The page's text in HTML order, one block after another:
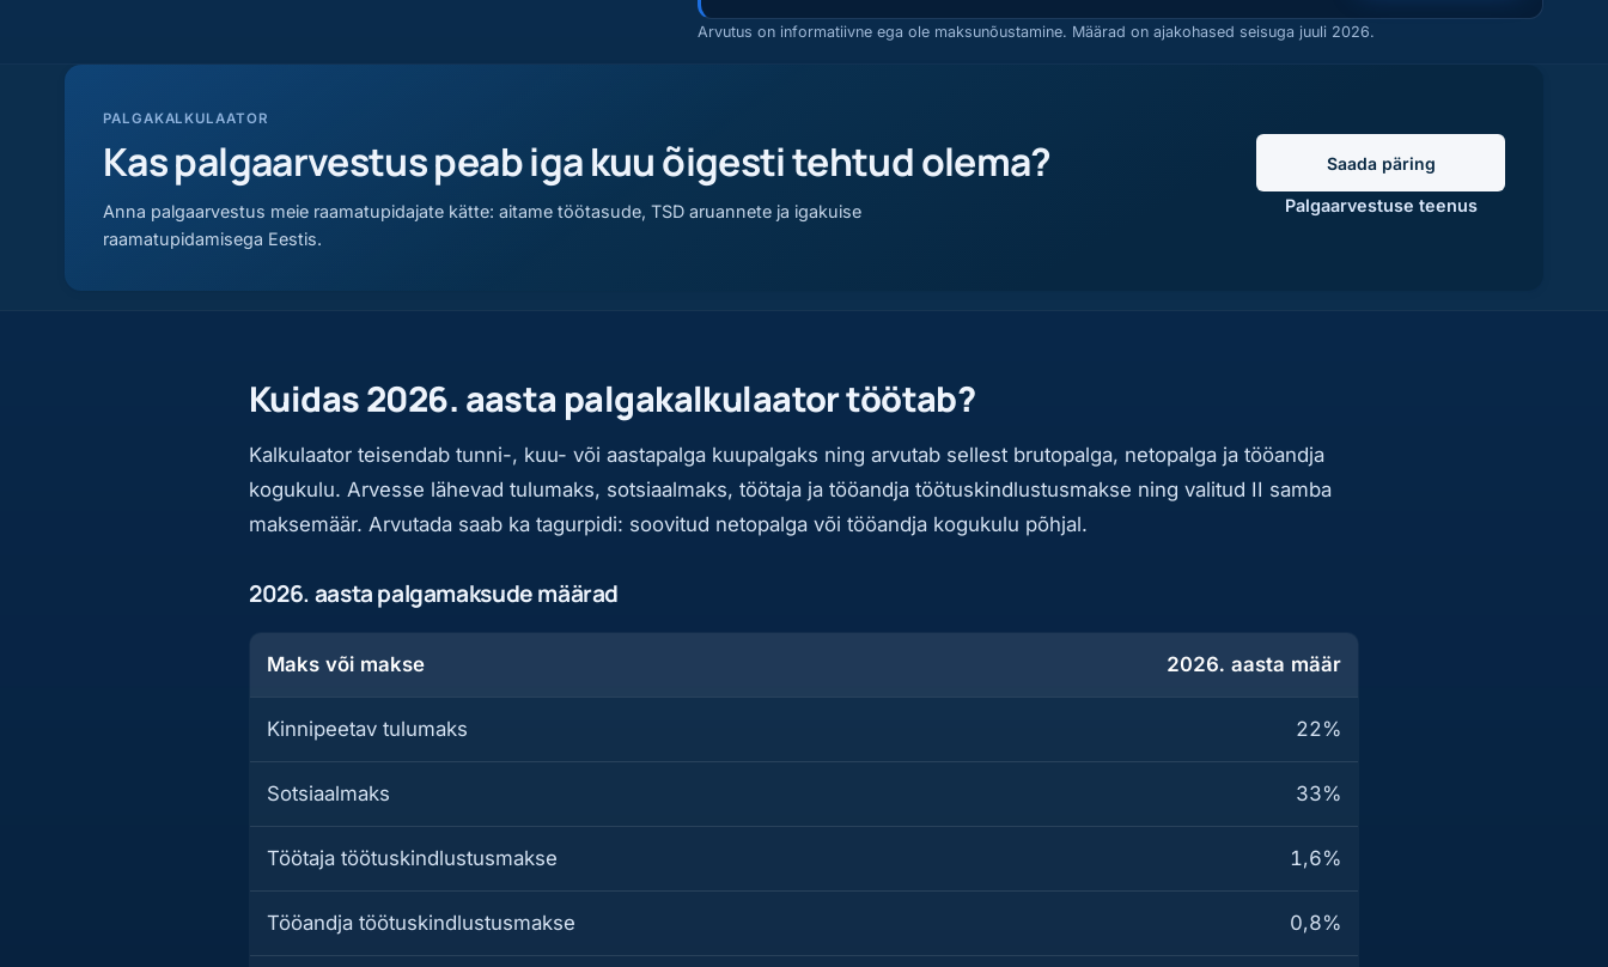
Arvutus on informatiivne ega ole maksunõustamine. Määrad on ajakohased seisuga juuli 2026.
PALGAKALKULAATOR
Kas palgaarvestus peab iga kuu õigesti tehtud olema?
Anna palgaarvestus meie raamatupidajate kätte: aitame töötasude, TSD aruannete ja igakuise
raamatupidamisega Eestis.
Saada päring
Palgaarvestuse teenus
Kuidas 2026. aasta palgakalkulaator töötab?
Kalkulaator teisendab tunni-, kuu- või aastapalga kuupalgaks ning arvutab sellest brutopalga, netopalga ja tööandja
kogukulu. Arvesse lähevad tulumaks, sotsiaalmaks, töötaja ja tööandja töötuskindlustusmakse ning valitud II samba
maksemäär. Arvutada saab ka tagurpidi: soovitud netopalga või tööandja kogukulu põhjal.
2026. aasta palgamaksude määrad
Maks või makse 2026. aasta määr
Kinnipeetav tulumaks 22%
Sotsiaalmaks 33%
Töötaja töötuskindlustusmakse 1,6%
Tööandja töötuskindlustusmakse 0,8%